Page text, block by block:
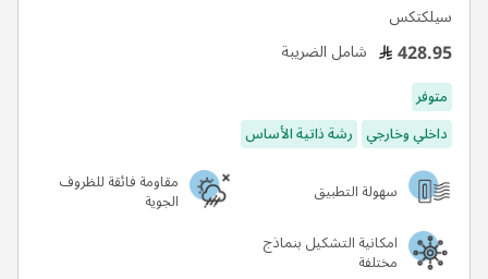
سيلكتكس
428.95 شامل الضريبة
متوفر
داخلي وخارجي رشة ذاتية الأساس
سهولة التطبيق
مقاومة فائقة للظروف
الجوية
امكانية التشكيل بنماذج
مختلفة